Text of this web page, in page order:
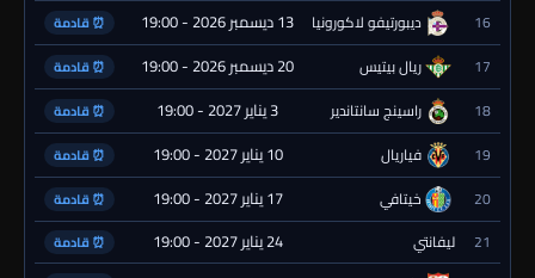
16 ديبورتيفو لاكورونيا 13 ديسمبر 2026 - 19:00 ⏰ قادمة
17 ريال بيتيس 20 ديسمبر 2026 - 19:00 ⏰ قادمة
18 راسينج سانتاندير 3 يناير 2027 - 19:00 ⏰ قادمة
19 فياريال 10 يناير 2027 - 19:00 ⏰ قادمة
20 خيتافي 17 يناير 2027 - 19:00 ⏰ قادمة
21 ليفانتي 24 يناير 2027 - 19:00 ⏰ قادمة